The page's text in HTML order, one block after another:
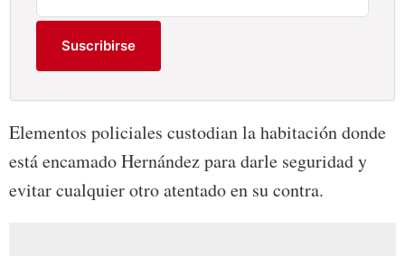
Suscribirse
Elementos policiales custodian la habitación donde
está encamado Hernández para darle seguridad y
evitar cualquier otro atentado en su contra.